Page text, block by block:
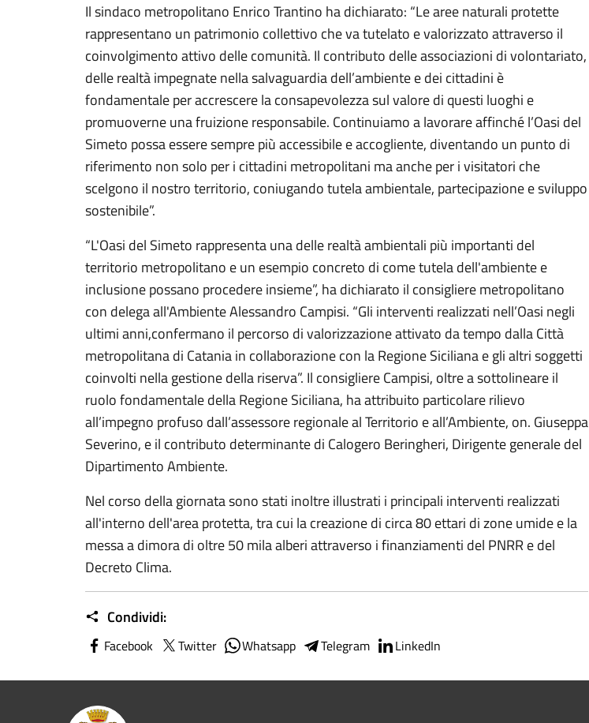
Il sindaco metropolitano Enrico Trantino ha dichiarato: “Le aree naturali protette
rappresentano un patrimonio collettivo che va tutelato e valorizzato attraverso il
coinvolgimento attivo delle comunità. Il contributo delle associazioni di volontariato,
delle realtà impegnate nella salvaguardia dell’ambiente e dei cittadini è
fondamentale per accrescere la consapevolezza sul valore di questi luoghi e
promuoverne una fruizione responsabile. Continuiamo a lavorare affinché l’Oasi del
Simeto possa essere sempre più accessibile e accogliente, diventando un punto di
riferimento non solo per i cittadini metropolitani ma anche per i visitatori che
scelgono il nostro territorio, coniugando tutela ambientale, partecipazione e sviluppo
sostenibile”.
“L'Oasi del Simeto rappresenta una delle realtà ambientali più importanti del
territorio metropolitano e un esempio concreto di come tutela dell'ambiente e
inclusione possano procedere insieme”, ha dichiarato il consigliere metropolitano
con delega all'Ambiente Alessandro Campisi. “Gli interventi realizzati nell’Oasi negli
ultimi anni,confermano il percorso di valorizzazione attivato da tempo dalla Città
metropolitana di Catania in collaborazione con la Regione Siciliana e gli altri soggetti
coinvolti nella gestione della riserva”. Il consigliere Campisi, oltre a sottolineare il
ruolo fondamentale della Regione Siciliana, ha attribuito particolare rilievo
all’impegno profuso dall’assessore regionale al Territorio e all’Ambiente, on. Giuseppa
Severino, e il contributo determinante di Calogero Beringheri, Dirigente generale del
Dipartimento Ambiente.
Nel corso della giornata sono stati inoltre illustrati i principali interventi realizzati
all'interno dell'area protetta, tra cui la creazione di circa 80 ettari di zone umide e la
messa a dimora di oltre 50 mila alberi attraverso i finanziamenti del PNRR e del
Decreto Clima.
Condividi:
Facebook Twitter Whatsapp Telegram LinkedIn